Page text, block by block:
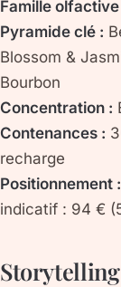
Famille olfactive
Pyramide clé :
Blossom &
Bourbon
Concentration :
Contenances :
recharge
Positionnement :
indicatif : 94 €